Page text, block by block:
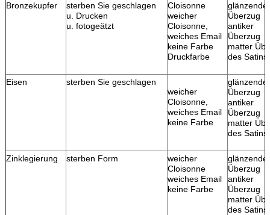
Bronzekupfer
sterben Sie geschlagen
u. Drucken
u. fotogeätzt
Cloisonne
weicher
Cloisonne,
weiches Email
keine Farbe
Druckfarbe
glänzender
Überzug
antiker
Überzug
matter
des Satins
Eisen
sterben Sie geschlagen
weicher
Cloisonne,
weiches Email
keine Farbe
glänzender
Überzug
antiker
Überzug
matter
des Satins
Zinklegierung sterben Form
weicher
Cloisonne
weiches Email
keine Farbe
glänzender
Überzug
antiker
Überzug
matter
des Satins